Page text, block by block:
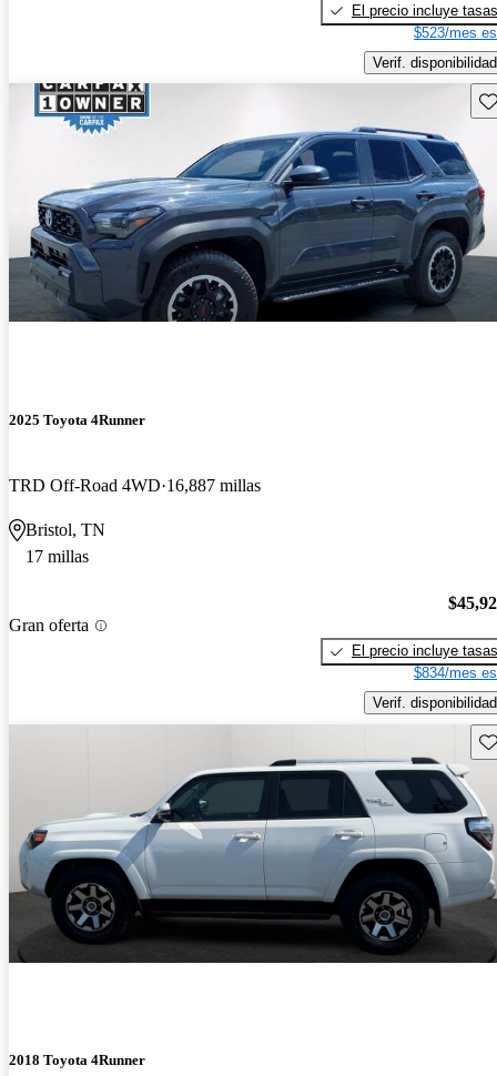
El precio incluye tasas
$523/mes
Verif. disponibilidad
2025 Toyota 4Runner
TRD Off-Road 4WD 16,887 millas
Bristol, TN
17 millas
Gran oferta
El precio incluye tasas
$834/mes
Verif. disponibilidad
2018 Toyota 4Runner